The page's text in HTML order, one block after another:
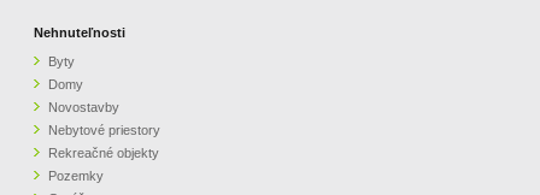
Nehnuteľnosti
Byty
Domy
Novostavby
Nebytové priestory
Rekreačné objekty
Pozemky